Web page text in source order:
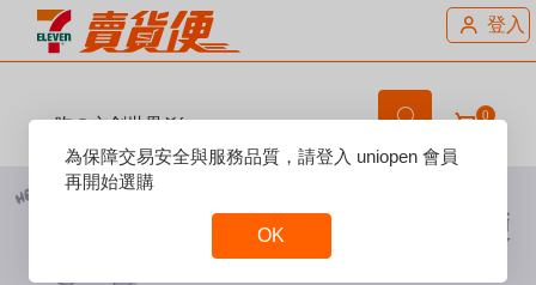
登入
一吻の文創世界𖤐´- 0
Reset
Focus
為保障交易安全與服務品質，請登入 uniopen 會員
再開始選購
OK